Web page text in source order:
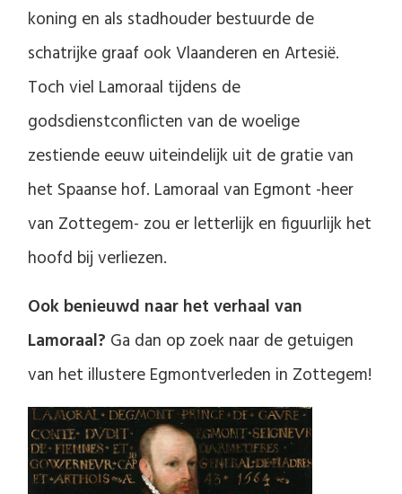
koning en als stadhouder bestuurde de
schatrijke graaf ook Vlaanderen en Artesië.
Toch viel Lamoraal tijdens de
godsdienstconflicten van de woelige
zestiende eeuw uiteindelijk uit de gratie van
het Spaanse hof. Lamoraal van Egmont -heer
van Zottegem- zou er letterlijk en figuurlijk het
hoofd bij verliezen.
Ook benieuwd naar het verhaal van
Lamoraal? Ga dan op zoek naar de getuigen
van het illustere Egmontverleden in Zottegem!